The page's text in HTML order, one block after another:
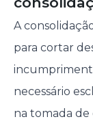
A
para cortar
necessário
na tomada de